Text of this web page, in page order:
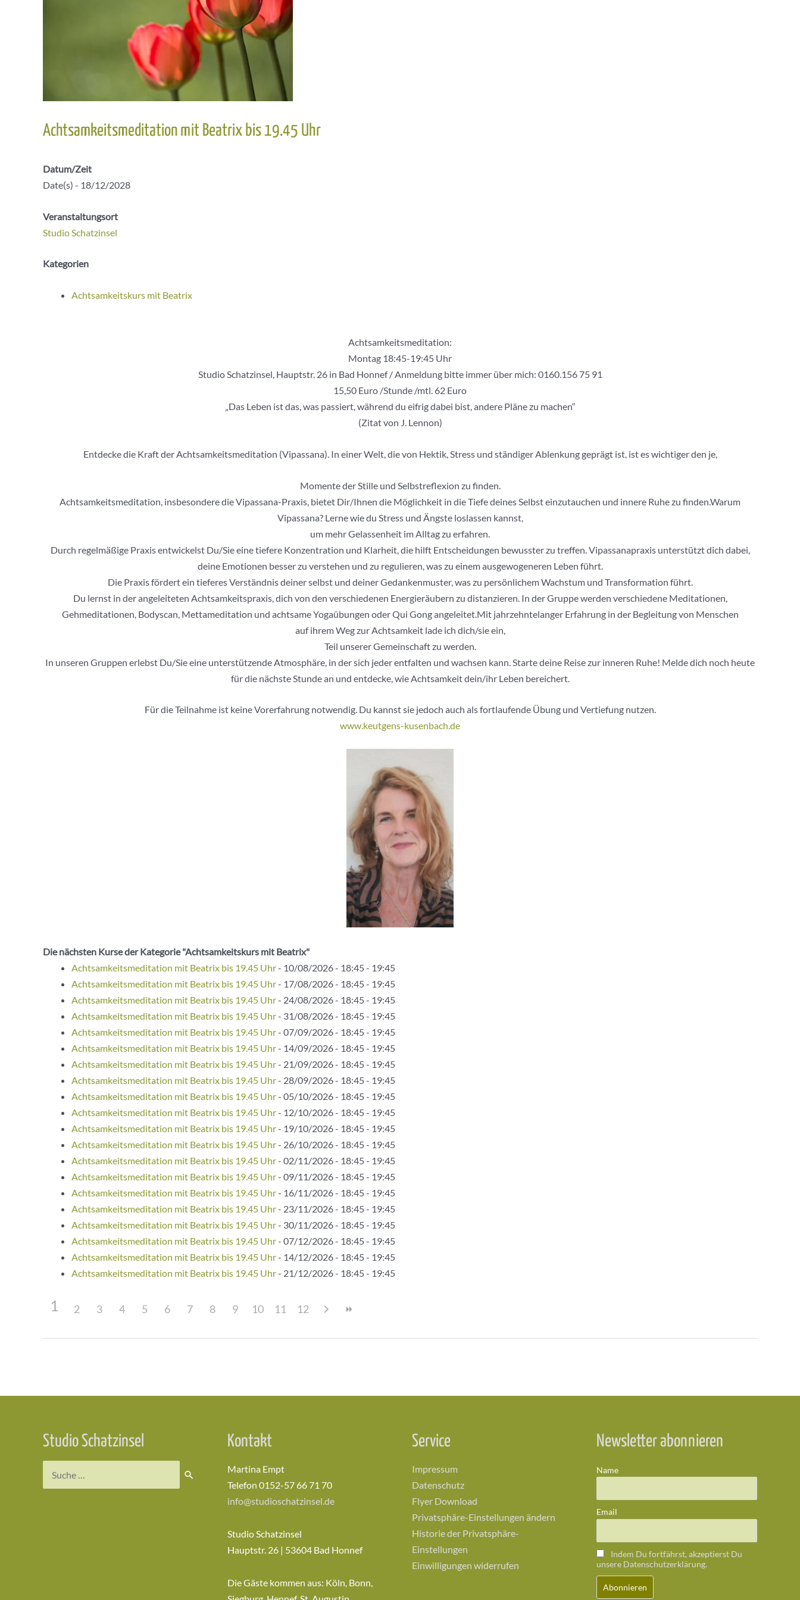
Achtsamkeitsmeditation mit Beatrix bis 19.45 Uhr
Datum/Zeit
Date(s) - 18/12/2028
Veranstaltungsort
Studio Schatzinsel
Kategorien
Achtsamkeitskurs mit Beatrix
Achtsamkeitsmeditation:
Montag 18:45-19:45 Uhr
Studio Schatzinsel, Hauptstr. 26 in Bad Honnef / Anmeldung bitte immer über mich: 0160.156 75 91
15,50 Euro /Stunde /mtl. 62 Euro
„Das Leben ist das, was passiert, während du eifrig dabei bist, andere Pläne zu machen“
(Zitat von J. Lennon)
Entdecke die Kraft der Achtsamkeitsmeditation (Vipassana). In einer Welt, die von Hektik, Stress und ständiger Ablenkung geprägt ist, ist es wichtiger den je,
Momente der Stille und Selbstreflexion zu finden.
Achtsamkeitsmeditation, insbesondere die Vipassana-Praxis, bietet Dir/Ihnen die Möglichkeit in die Tiefe deines Selbst einzutauchen und innere Ruhe zu finden.Warum
Vipassana? Lerne wie du Stress und Ängste loslassen kannst,
um mehr Gelassenheit im Alltag zu erfahren.
Durch regelmäßige Praxis entwickelst Du/Sie eine tiefere Konzentration und Klarheit, die hilft Entscheidungen bewusster zu treffen. Vipassanapraxis unterstützt dich dabei,
deine Emotionen besser zu verstehen und zu regulieren, was zu einem ausgewogeneren Leben führt.
Die Praxis fördert ein tieferes Verständnis deiner selbst und deiner Gedankenmuster, was zu persönlichem Wachstum und Transformation führt.
Du lernst in der angeleiteten Achtsamkeitspraxis, dich von den verschiedenen Energieräubern zu distanzieren. In der Gruppe werden verschiedene Meditationen,
Gehmeditationen, Bodyscan, Mettameditation und achtsame Yogaübungen oder Qui Gong angeleitet.Mit jahrzehntelanger Erfahrung in der Begleitung von Menschen
auf ihrem Weg zur Achtsamkeit lade ich dich/sie ein,
Teil unserer Gemeinschaft zu werden.
In unseren Gruppen erlebst Du/Sie eine unterstützende Atmosphäre, in der sich jeder entfalten und wachsen kann. Starte deine Reise zur inneren Ruhe! Melde dich noch heute
für die nächste Stunde an und entdecke, wie Achtsamkeit dein/ihr Leben bereichert.
Für die Teilnahme ist keine Vorerfahrung notwendig. Du kannst sie jedoch auch als fortlaufende Übung und Vertiefung nutzen.
www.keutgens-kusenbach.de
Die nächsten Kurse der Kategorie "Achtsamkeitskurs mit Beatrix"
Achtsamkeitsmeditation mit Beatrix bis 19.45 Uhr- 10/08/2026 - 18:45 - 19:45
Achtsamkeitsmeditation mit Beatrix bis 19.45 Uhr- 17/08/2026 - 18:45 - 19:45
Achtsamkeitsmeditation mit Beatrix bis 19.45 Uhr- 24/08/2026 - 18:45 - 19:45
Achtsamkeitsmeditation mit Beatrix bis 19.45 Uhr- 31/08/2026 - 18:45 - 19:45
Achtsamkeitsmeditation mit Beatrix bis 19.45 Uhr- 07/09/2026 - 18:45 - 19:45
Achtsamkeitsmeditation mit Beatrix bis 19.45 Uhr- 14/09/2026 - 18:45 - 19:45
Achtsamkeitsmeditation mit Beatrix bis 19.45 Uhr- 21/09/2026 - 18:45 - 19:45
Achtsamkeitsmeditation mit Beatrix bis 19.45 Uhr- 28/09/2026 - 18:45 - 19:45
Achtsamkeitsmeditation mit Beatrix bis 19.45 Uhr- 05/10/2026 - 18:45 - 19:45
Achtsamkeitsmeditation mit Beatrix bis 19.45 Uhr- 12/10/2026 - 18:45 - 19:45
Achtsamkeitsmeditation mit Beatrix bis 19.45 Uhr- 19/10/2026 - 18:45 - 19:45
Achtsamkeitsmeditation mit Beatrix bis 19.45 Uhr- 26/10/2026 - 18:45 - 19:45
Achtsamkeitsmeditation mit Beatrix bis 19.45 Uhr- 02/11/2026 - 18:45 - 19:45
Achtsamkeitsmeditation mit Beatrix bis 19.45 Uhr- 09/11/2026 - 18:45 - 19:45
Achtsamkeitsmeditation mit Beatrix bis 19.45 Uhr- 16/11/2026 - 18:45 - 19:45
Achtsamkeitsmeditation mit Beatrix bis 19.45 Uhr- 23/11/2026 - 18:45 - 19:45
Achtsamkeitsmeditation mit Beatrix bis 19.45 Uhr- 30/11/2026 - 18:45 - 19:45
Achtsamkeitsmeditation mit Beatrix bis 19.45 Uhr- 07/12/2026 - 18:45 - 19:45
Achtsamkeitsmeditation mit Beatrix bis 19.45 Uhr- 14/12/2026 - 18:45 - 19:45
Achtsamkeitsmeditation mit Beatrix bis 19.45 Uhr- 21/12/2026 - 18:45 - 19:45
1 2 3 4 5 6 7 8 9 10 11 12
Studio Schatzinsel Kontakt
Martina Empt
Telefon 0152-57 66 71 70
info@studioschatzinsel.de
Studio Schatzinsel
Hauptstr. 26 | 53604 Bad Honnef
Die Gäste kommen aus: Köln, Bonn,
Service
Impressum
Datenschutz
Flyer Download
Privatsphäre-Einstellungen ändern
Historie der Privatsphäre-
Einstellungen
Einwilligungen widerrufen
Newsletter abonnieren
Name
Email
Indem Du fortfährst, akzeptierst Du
unsere Datenschutzerklärung.